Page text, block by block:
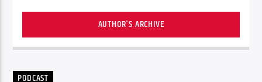
AUTHOR'S ARCHIVE
PODCAST